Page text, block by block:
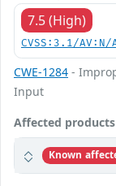
7.5 (High)
CVSS:3.1/
CWE-1284 -
Input
Affected products
Known